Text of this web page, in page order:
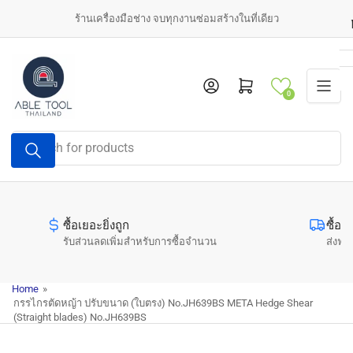
content
ร้านเครื่องมือช่าง จบทุกงานซ่อมสร้างในที่เดียว
Search
for
products
Log in Open mini cart
0
ซื้อค
ส่งฟ
ซื้อเยอะยิ่งถูก
รับส่วนลดเพิ่มสำหรับการซื้อจำนวน
Home »
กรรไกรตัดหญ้า ปรับขนาด (ใบตรง) No.JH639BS META Hedge Shear
(Straight blades) No.JH639BS